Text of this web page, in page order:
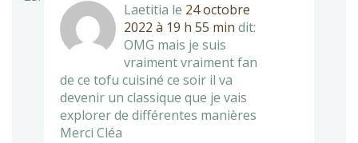
Laetitia le 24 octobre
2022 à 19 h 55 min dit:
OMG mais je suis
vraiment vraiment fan
de ce tofu cuisiné ce soir il va
devenir un classique que je vais
explorer de différentes manières
Merci Cléa